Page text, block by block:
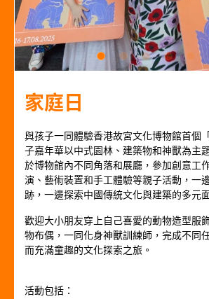
家庭日
與孩子一同體驗香港故宮文化博物館首個
子嘉年華以中式園林、建築物和神獸為主
於博物館內不同角落和展廳，參加創意工
演、藝術裝置和手工體驗等親子活動，一
跡，一邊探索中國傳統文化與建築的多元
歡迎大小朋友穿上自己喜愛的動物造型服
物布偶，一同化身神獸訓練師，完成不同
而充滿童趣的文化探索之旅。
活動包括：